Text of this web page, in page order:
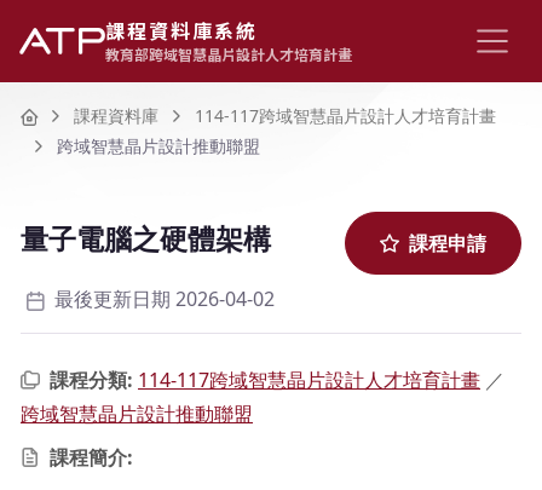
課程資料庫系統
教育部跨域智慧晶片設計人才培育計畫
Home課程資料庫
114-117跨域智慧晶片設計人才培育計畫
跨域智慧晶片設計推動聯盟
量子電腦之硬體架構 課程申請
最後更新日期 2026-04-02
課程分類: 114-117跨域智慧晶片設計人才培育計畫 ／
跨域智慧晶片設計推動聯盟
課程簡介: